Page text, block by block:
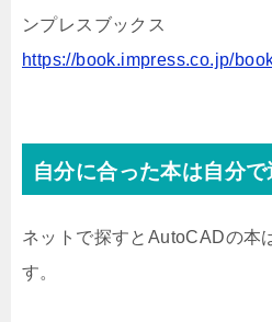
ンプレスブックス
https://book.impress.co.jp/
自分に合った本は自分
ネットで探すとAutoCADの本
す。